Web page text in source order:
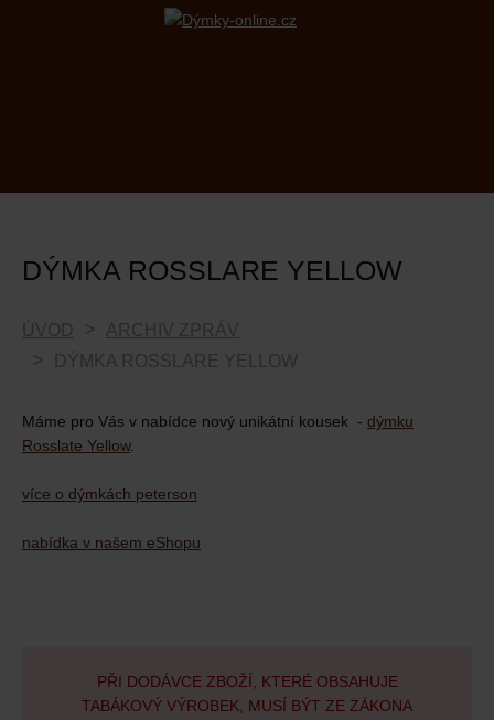
DÝMKA ROSSLARE YELLOW
ÚVOD
ARCHIV ZPRÁV
DÝMKA ROSSLARE YELLOW
Máme pro Vás v nabídce nový unikátní kousek - dýmku
Rosslate Yellow.
více o dýmkách peterson
nabídka v našem eShopu
PŘI DODÁVCE ZBOŽÍ, KTERÉ OBSAHUJE
TABÁKOVÝ VÝROBEK, MUSÍ BÝT ZE ZÁKONA